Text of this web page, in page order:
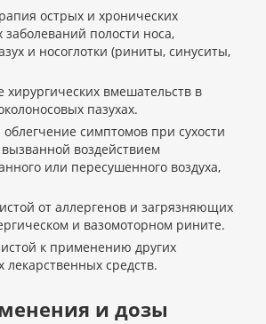
острых и хронических
заболеваний полости носа,
и носоглотки (риниты, синуситы,
хирургических вмешательств в
пазухах.
симптомов при сухости
воздействием
или пересушенного воздуха,
от аллергенов и загрязняющих
и вазомоторном рините.
к применению других
лекарственных средств.
и дозы